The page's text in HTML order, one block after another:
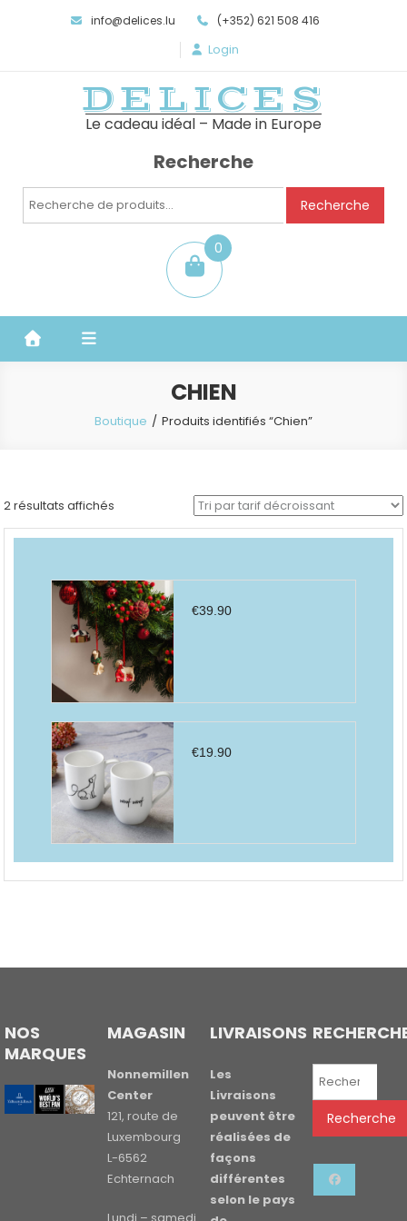
info@delices.lu (+352) 621 508 416
Login
DELICES
Le cadeau idéal – Made in Europe
Recherche
Recherche
Recherche
0
item
CHIEN
Boutique Produits identifiés “Chien”
2 résultats affichés
par
€39.90
€19.90
NOS
MARQUES
MAGASIN
Nonnemillen
Center
121, route de
Luxembourg
L-6562
Echternach
LIVRAISONS
Les
Livraisons
peuvent être
réalisées de
façons
différentes
selon le pays
Recherche
Recherche